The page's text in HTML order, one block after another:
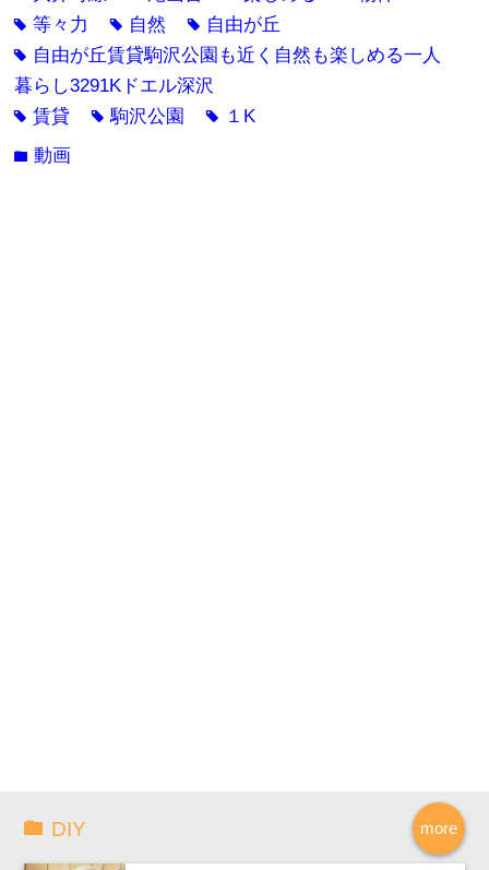
tag等々力 tag 自然 tag 自由が丘
tag 自由が丘賃貸駒沢公園も近く自然も楽しめる一人
暮らし3291Kドエル深沢
tag賃貸 tag駒沢公園 tag １K
folder動画
more
DIY